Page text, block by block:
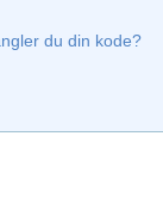
du din kode?